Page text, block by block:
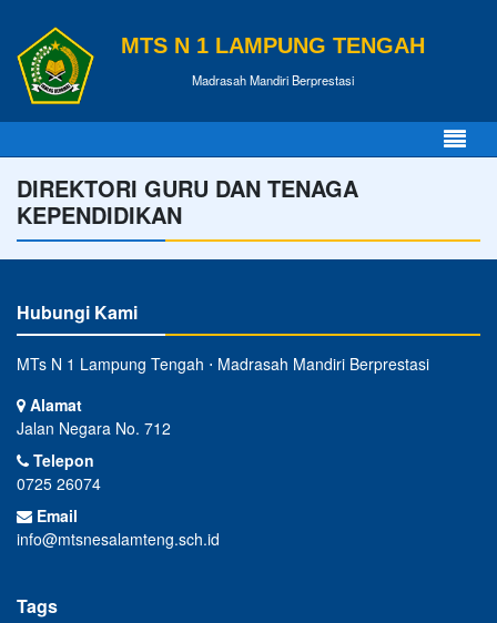
MTS N 1 LAMPUNG TENGAH
Madrasah Mandiri Berprestasi
DIREKTORI GURU DAN TENAGA
KEPENDIDIKAN
Hubungi Kami
MTs N 1 Lampung Tengah ⋅ Madrasah Mandiri Berprestasi
Alamat
Jalan Negara No. 712
Telepon
0725 26074
Email
info@mtsnesalamteng.sch.id
Tags